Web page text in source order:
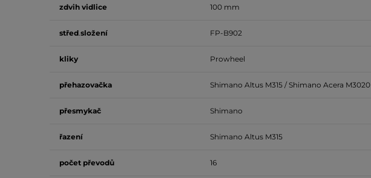
zdvih vidlice 100 mm
střed složení FP-B902
kliky Prowheel
přehazovačka Shimano Altus M315 / Shimano Acera M3020
přesmykač Shimano
řazení Shimano Altus M315
počet převodů 16